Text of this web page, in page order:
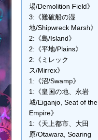
場/Demolition Field》
3:《難破船の湿
地/Shipwreck Marsh》
2:《島/Island》
2:《平地/Plains》
2:《ミレック
ス/Mirrex》
1:《沼/Swamp》
1:《皇国の地、永岩
城/Eiganjo, Seat of the
Empire》
1:《天上都市、大田
原/Otawara, Soaring